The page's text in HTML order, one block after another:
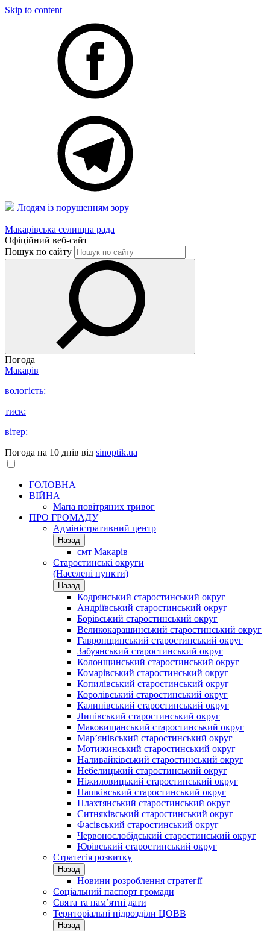
Skip to content
Людям із порушенням зору
Макарівська селищна рада
Офіційний веб-сайт
Пошук по сайту
Погода
Макарів
вологість:
тиск:
вітер:
Погода на 10 днів від sinoptik.ua
ГОЛОВНА
ВІЙНА
Мапа повітряних тривог
ПРО ГРОМАДУ
Aдміністративний центр
Назад
смт Макарів
Старостинські округи
(Населені пункти)
Назад
Кодрянський старостинський округ
Андріївський старостинський округ
Борівський старостинський округ
Великокарашинський старостинський округ
Гавронщинський старостинський округ
Забуянський старостинський округ
Колонщинський старостинський округ
Комарівський старостинський округ
Копилівський старостинський округ
Королівський старостинський округ
Калинівський старостинський округ
Липівський старостинський округ
Маковищанський старостинський округ
Мар’янівський старостинський округ
Мотижинський старостинський округ
Наливайківський старостинський округ
Небелицький старостинський округ
Ніжиловицький старостинський округ
Пашківський старостинський округ
Плахтянський старостинський округ
Ситняківський старостинський округ
Фасівський старостинський округ
Червонослобідський старостинський округ
Юрівський старостинський округ
Стратегія розвитку
Назад
Новини розроблення стратегії
Соціальний паспорт громади
Свята та пам’ятні дати
Територіальні підрозділи ЦОВВ
Назад